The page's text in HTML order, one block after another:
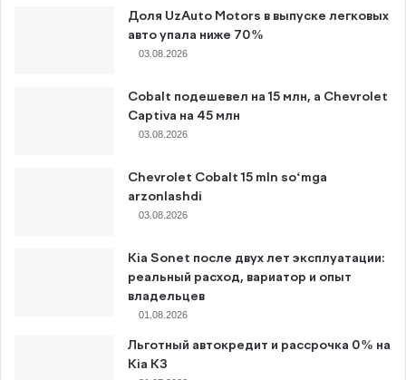
Доля UzAuto Motors в выпуске легковых
авто упала ниже 70%
03.08.2026
Cobalt подешевел на 15 млн, а Chevrolet
Captiva на 45 млн
03.08.2026
Chevrolet Cobalt 15 mln so‘mga
arzonlashdi
03.08.2026
Kia Sonet после двух лет эксплуатации:
реальный расход, вариатор и опыт
владельцев
01.08.2026
Льготный автокредит и рассрочка 0% на
Kia K3